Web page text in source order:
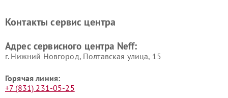
Контакты сервис центра
Адрес сервисного центра Neff:
г. Нижний Новгород, Полтавская улица, 15
Горячая линия:
+7 (831) 231-05-25